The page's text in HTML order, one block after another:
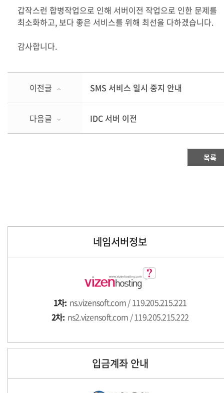
갑작스런 합병작업으로 인해 서버이전 작업으로 인한 문제를
최소화하고, 보다 좋은 서비스를 위해 최선을 다하겠습니다.
감사합니다.
이전글 SMS 서비스 일시 중지 안내
다음글 IDC 서버 이전
목록
네임서버정보
1차: ns.vizensoft.com / 119.205.215.221
2차: ns2.vizensoft.com / 119.205.215.222
입금계좌 안내